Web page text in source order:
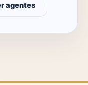
agentes